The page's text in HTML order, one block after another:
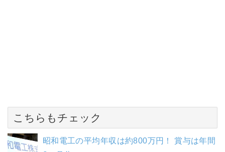
こちらもチェック
昭和電工の平均年収は約800万円！ 賞与は年間